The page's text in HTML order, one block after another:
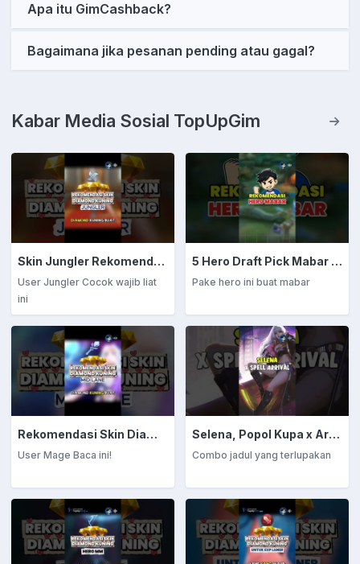
Apa itu GimCashback?
Bagaimana jika pesanan pending atau gagal?
Kabar Media Sosial TopUpGim
Skin Jungler Rekomendasi Diamond Kuning
User Jungler Cocok wajib liat
ini
5 Hero Draft Pick Mabar Auto Win
Pake hero ini buat mabar
Rekomendasi Skin Diamond Kuning: Mage
User Mage Baca ini!
Selena, Popol Kupa x Arrival
Combo jadul yang terlupakan